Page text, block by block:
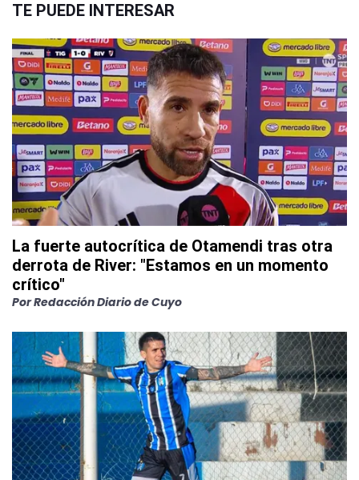
TE PUEDE INTERESAR
La fuerte autocrítica de Otamendi tras otra
derrota de River: "Estamos en un momento
crítico"
PorRedacción Diario de Cuyo